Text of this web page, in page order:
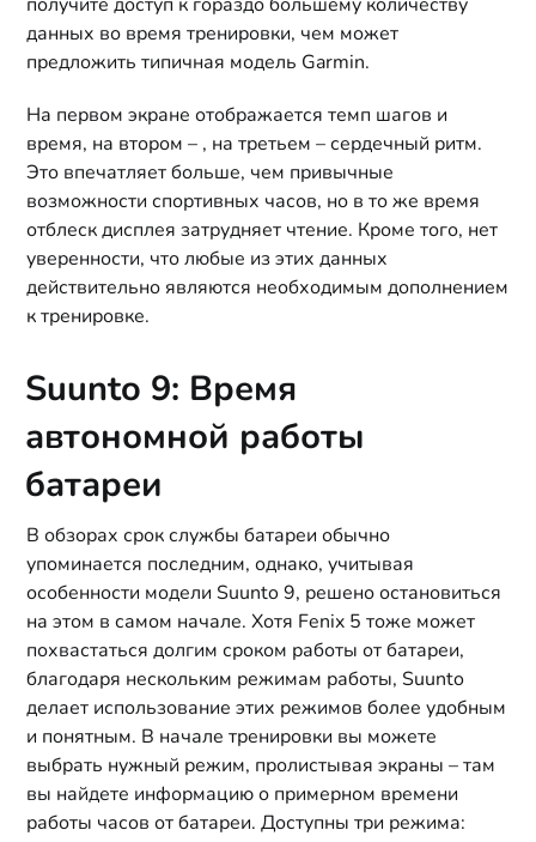
данных во время тренировки, чем может
предложить типичная модель Garmin.
На первом экране отображается темп шагов и
время, на втором – , на третьем – сердечный ритм.
Это впечатляет больше, чем привычные
возможности спортивных часов, но в то же время
отблеск дисплея затрудняет чтение. Кроме того, нет
уверенности, что любые из этих данных
действительно являются необходимым дополнением
к тренировке.
Suunto 9: Время
автономной работы
батареи
В обзорах срок службы батареи обычно
упоминается последним, однако, учитывая
особенности модели Suunto 9, решено остановиться
на этом в самом начале. Хотя Fenix 5 тоже может
похвастаться долгим сроком работы от батареи,
благодаря нескольким режимам работы, Suunto
делает использование этих режимов более удобным
и понятным. В начале тренировки вы можете
выбрать нужный режим, пролистывая экраны – там
вы найдете информацию о примерном времени
работы часов от батареи. Доступны три режима: